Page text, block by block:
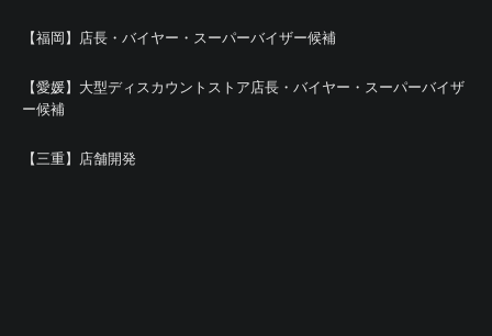
【福岡】店長・バイヤー・スーパーバイザー候補
【愛媛】大型ディスカウントストア店長・バイヤー・スーパーバイザ
ー候補
【三重】店舗開発